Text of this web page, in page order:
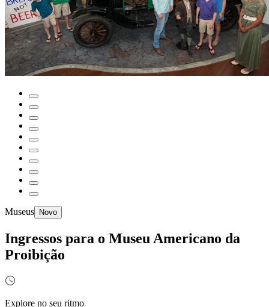
Museus Novo
Ingressos para o Museu Americano da
Proibição
Explore no seu ritmo